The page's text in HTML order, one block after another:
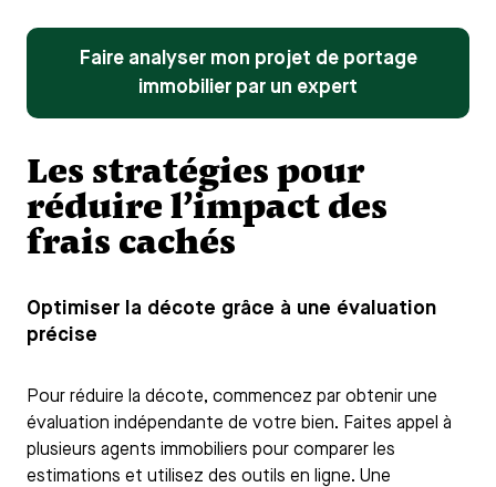
Faire analyser mon projet de portage
immobilier par un expert
Les stratégies pour
réduire l’impact des
frais cachés
Optimiser la décote grâce à une évaluation
précise
Pour réduire la décote, commencez par obtenir une
évaluation indépendante de votre bien. Faites appel à
plusieurs agents immobiliers pour comparer les
estimations et utilisez des outils en ligne. Une